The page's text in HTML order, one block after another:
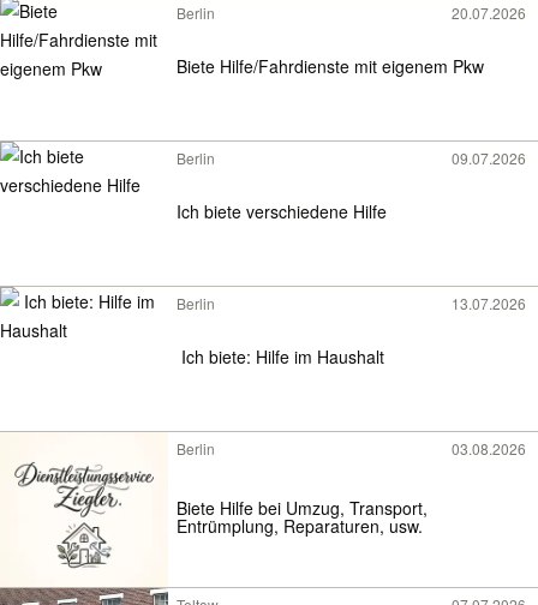
Berlin 20.07.2026
Biete Hilfe/Fahrdienste mit eigenem Pkw
Berlin 09.07.2026
Ich biete verschiedene Hilfe
Berlin 13.07.2026
​ Ich biete: Hilfe im Haushalt
Berlin 03.08.2026
Biete Hilfe bei Umzug, Transport,
Entrümplung, Reparaturen, usw.